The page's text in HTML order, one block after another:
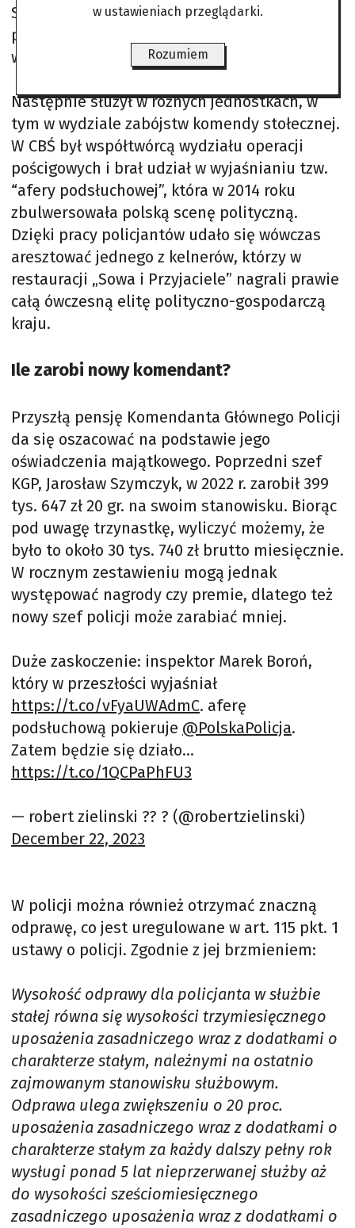
Swoją karierę w policji rozpoczął 29 lat temu,
początkowo pracując na komisariacie na
warszawskim Ursynowie.
Następnie służył w różnych jednostkach, w
tym w wydziale zabójstw komendy stołecznej.
W CBŚ był współtwórcą wydziału operacji
pościgowych i brał udział w wyjaśnianiu tzw.
“afery podsłuchowej”, która w 2014 roku
zbulwersowała polską scenę polityczną.
Dzięki pracy policjantów udało się wówczas
aresztować jednego z kelnerów, którzy w
restauracji „Sowa i Przyjaciele” nagrali prawie
całą ówczesną elitę polityczno-gospodarczą
kraju.
Ile zarobi nowy komendant?
Przyszłą pensję Komendanta Głównego Policji
da się oszacować na podstawie jego
oświadczenia majątkowego. Poprzedni szef
KGP, Jarosław Szymczyk, w 2022 r. zarobił 399
tys. 647 zł 20 gr. na swoim stanowisku. Biorąc
pod uwagę trzynastkę, wyliczyć możemy, że
było to około 30 tys. 740 zł brutto miesięcznie.
W rocznym zestawieniu mogą jednak
występować nagrody czy premie, dlatego też
nowy szef policji może zarabiać mniej.
Duże zaskoczenie: inspektor Marek Boroń,
który w przeszłości wyjaśniał
https://t.co/vFyaUWAdmC. aferę
podsłuchową pokieruje @PolskaPolicja.
Zatem będzie się działo…
https://t.co/1QCPaPhFU3
— robert zielinski ?? ? (@robertzielinski)
December 22, 2023
W policji można również otrzymać znaczną
odprawę, co jest uregulowane w art. 115 pkt. 1
ustawy o policji. Zgodnie z jej brzmieniem:
Wysokość odprawy dla policjanta w służbie
stałej równa się wysokości trzymiesięcznego
uposażenia zasadniczego wraz z dodatkami o
charakterze stałym, należnymi na ostatnio
zajmowanym stanowisku służbowym.
Odprawa ulega zwiększeniu o 20 proc.
uposażenia zasadniczego wraz z dodatkami o
charakterze stałym za każdy dalszy pełny rok
wysługi ponad 5 lat nieprzerwanej służby aż
do wysokości sześciomiesięcznego
zasadniczego uposażenia wraz z dodatkami o
w ustawieniach przeglądarki.
Rozumiem